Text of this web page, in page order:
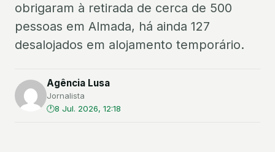
obrigaram à retirada de cerca de 500
pessoas em Almada, há ainda 127
desalojados em alojamento temporário.
Agência Lusa
Jornalista
8 Jul. 2026, 12:18